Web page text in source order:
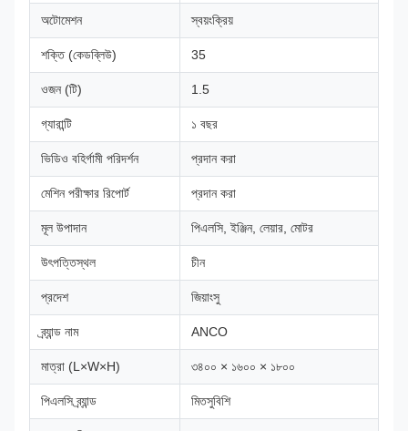
অটোমেশন স্বয়ংক্রিয়
শক্তি (কেডব্লিউ) 35
ওজন (টি) 1.5
গ্যারান্টি ১ বছর
ভিডিও বহির্গামী পরিদর্শন প্রদান করা
মেশিন পরীক্ষার রিপোর্ট প্রদান করা
মূল উপাদান পিএলসি, ইঞ্জিন, লেয়ার, মোটর
উৎপত্তিস্থল চীন
প্রদেশ জিয়াংসু
ব্র্যান্ড নাম ANCO
মাত্রা (L×W×H) ৩৪০০ × ১৬০০ × ১৮০০
পিএলসি ব্র্যান্ড মিতসুবিশি